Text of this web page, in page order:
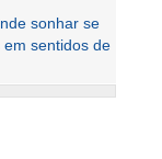
sonhar se
sentidos de